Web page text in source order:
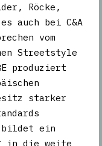
Röcke,
auch bei C&A
vom
Streetstyle
produziert
starker
bildet ein
in die weite